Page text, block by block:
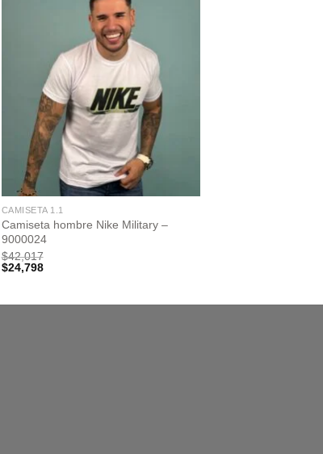
CAMISETA 1.1
Camiseta hombre Nike Military –
9000024
$42,017
$24,798